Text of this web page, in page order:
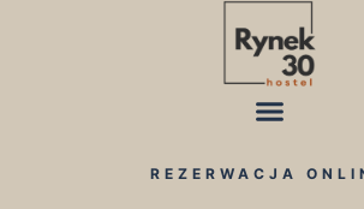
REZERWACJA